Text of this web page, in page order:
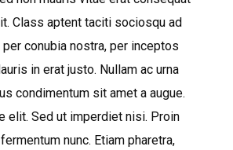
Class aptent taciti sociosqu ad
conubia nostra, per inceptos
in erat justo. Nullam ac urna
condimentum sit amet a augue.
elit. Sed ut imperdiet nisi. Proin
nunc. Etiam pharetra,